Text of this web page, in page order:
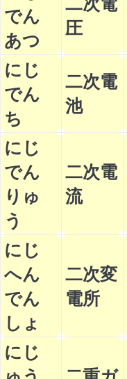
でん
あつ
圧
にじ
でん
ち
二次電
池
にじ
でん
りゅ
う
二次電
流
にじ
へん
でん
しょ
二次変
電所
にじ